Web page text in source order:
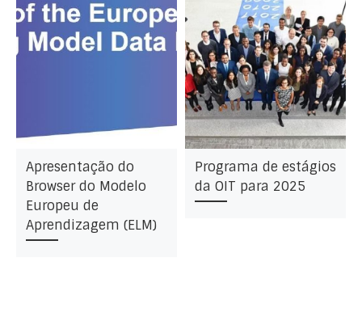
Apresentação do
Browser do Modelo
Europeu de
Aprendizagem (ELM)
Programa de estágios
da OIT para 2025